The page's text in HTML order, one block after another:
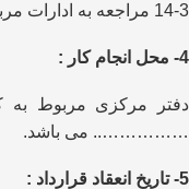
14-3 مراجعه به ادارات مربوطه
4- محل انجام کار :
دفتر مرکزی مربوط به
…………….. می باشد.
5- تاریخ انعقاد قرارداد :